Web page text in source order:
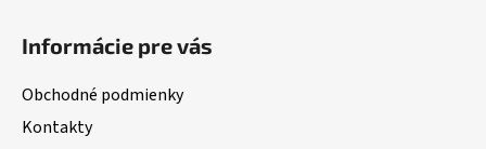
Informácie pre vás
Obchodné podmienky
Kontakty